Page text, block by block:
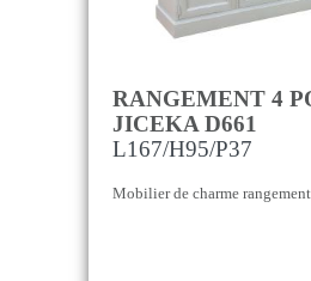
RANGEMENT 4
JICEKA D661
L167/H95/P37
Mobilier de charme